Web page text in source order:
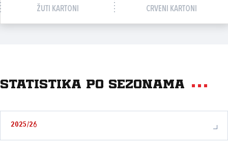
ŽUTI KARTONI CRVENI KARTONI
Statistika po sezonama
2025/26